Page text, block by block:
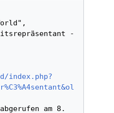
index.php?